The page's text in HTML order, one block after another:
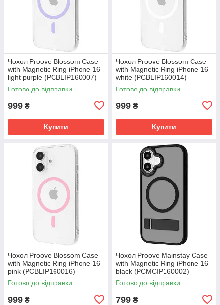
Чохол Proove Blossom Case
with Magnetic Ring iPhone 16
light purple (PCBLIP160007)
Готово до відправки
999 ₴
Купити
Чохол Proove Blossom Case
with Magnetic Ring iPhone 16
white (PCBLIP160014)
Готово до відправки
999 ₴
Купити
Чохол Proove Blossom Case
with Magnetic Ring iPhone 16
pink (PCBLIP160016)
Готово до відправки
999 ₴
Чохол Proove Mainstay Case
with Magnetic Ring iPhone 16
black (PCMCIP160002)
Готово до відправки
799 ₴